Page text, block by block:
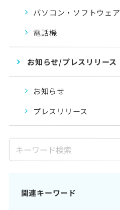
パソコン・ソフトウェア
電話機
お知らせ/プレスリリース
お知らせ
プレスリリース
関連キーワード